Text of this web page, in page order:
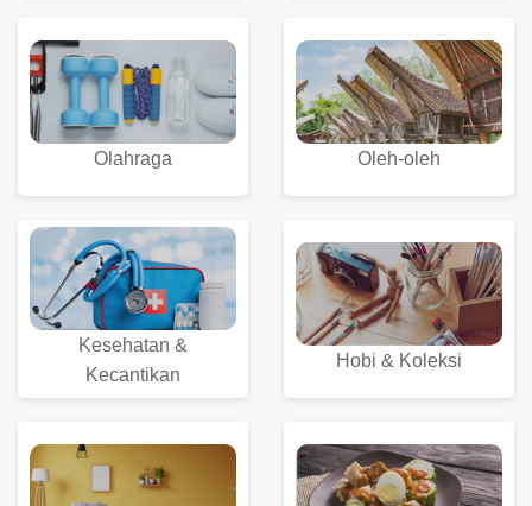
Olahraga Oleh-oleh
Kesehatan &
Kecantikan
Hobi & Koleksi